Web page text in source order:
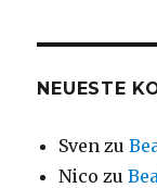
NEUESTE
Sven zu
Nico zu